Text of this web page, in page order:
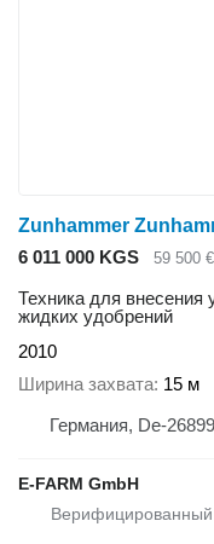
Zunhammer
6 011 000 KGS
59 500 €
Техника для внесения
жидких удобрений
2010
Ширина захвата 15 м
Германия, De-
E-FARM GmbH